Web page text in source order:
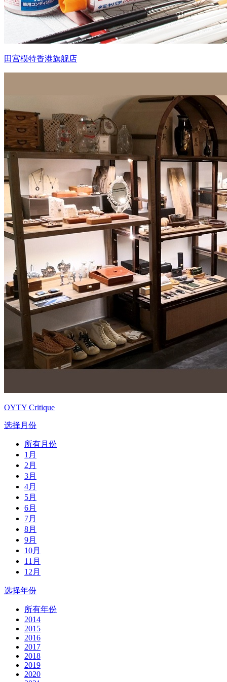
田宫模特香港旗舰店
OYTY Critique
选择月份
所有月份
1月
2月
3月
4月
5月
6月
7月
8月
9月
10月
11月
12月
选择年份
所有年份
2014
2015
2016
2017
2018
2019
2020